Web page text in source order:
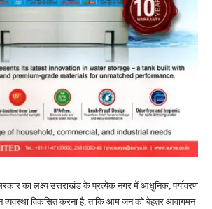
का लक्ष्य उत्तराखंड के प्रत्येक नगर में आधुनिक, पर्यावरण
विकसित करना है, ताकि आम जन को बेहतर आवागमन